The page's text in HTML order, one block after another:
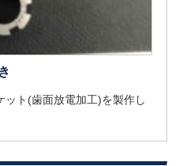
ット(歯面放電加工)を製作し